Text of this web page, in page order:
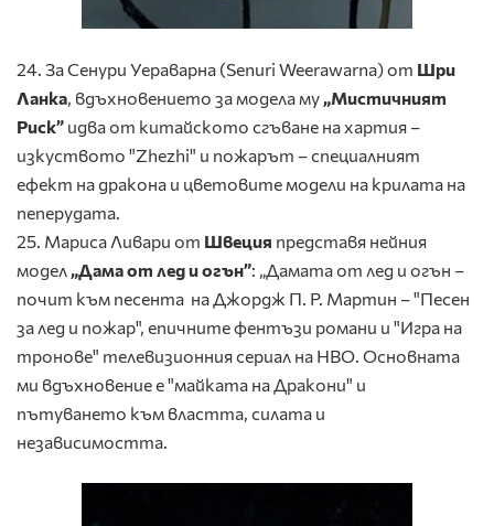
24. За Сенури Уераварна (Senuri Weerawarna) от Шри
Ланка, вдъхновението за модела му „Мистичният
Риск” идва от китайското сгъване на хартия –
изкуството "Zhezhi" и пожарът – специалният
ефект на дракона и цветовите модели на крилата на
пеперудата.
25. Мариса Ливари от Швеция представя нейния
модел „Дамаот лед и огън”: „Дамата от лед и огън –
почит към песента на Джордж П. Р. Мартин – "Песен
за лед и пожар", епичните фентъзи романи и "Игра на
тронове" телевизионния сериал на HBO. Основната
ми вдъхновение е "майката на Дракони" и
пътуването към властта, силата и
независимостта.